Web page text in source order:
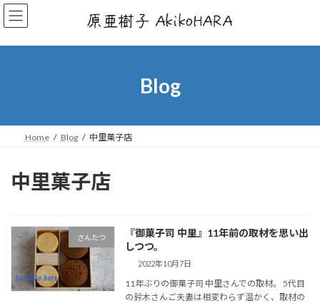
コ
ン
ン
ナ
ビ
ー
Blog
Home Blog 中里菓子店
中里菓子店
さんたつ
『御菓子司 中里』11年前の取材を思い出
しつつ。
2022年10月7日
11年ぶりの御菓子司 中里さんでの取材。 5代目
の鈴木さんご夫妻は相変わらず温かく、取材の